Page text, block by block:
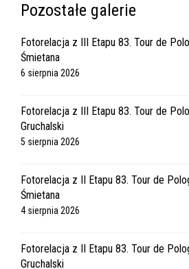
Pozostałe galerie
Fotorelacja z III Etapu 83. Tour de
Śmietana
6 sierpnia 2026
Fotorelacja z III Etapu 83. Tour de
Gruchalski
5 sierpnia 2026
Fotorelacja z II Etapu 83. Tour de
Śmietana
4 sierpnia 2026
Fotorelacja z II Etapu 83. Tour de
Gruchalski